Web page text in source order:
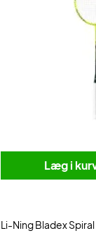
Læg i
Li-Ning Bladex